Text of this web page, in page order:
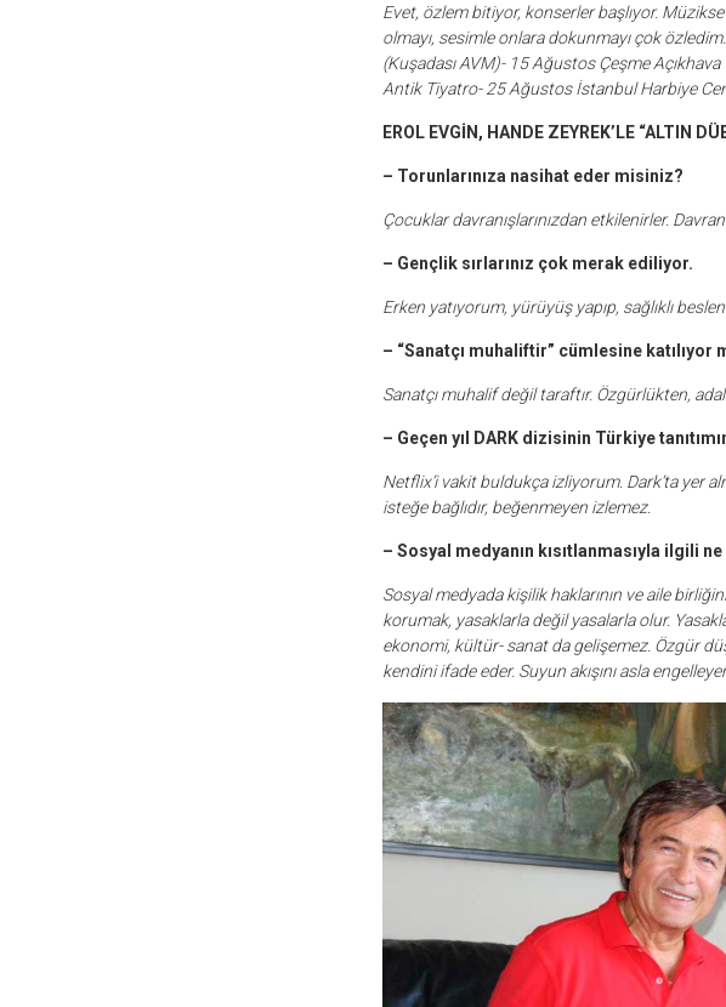
Evet, özlem bitiyor, konserler başlıyor.
olmayı, sesimle onlara dokunmayı çok
(Kuşadası AVM)- 15 Ağustos Çeşme
Antik Tiyatro- 25 Ağustos İstanbul Harbiye
EROL EVGİN, HANDE ZEYREK’LE “ALTIN
– Torunlarınıza nasihat eder misiniz?
Çocuklar davranışlarınızdan etkilenirler.
– Gençlik sırlarınız çok merak ediliyor.
Erken yatıyorum, yürüyüş yapıp, sağlıklı
– “Sanatçı muhaliftir” cümlesine katılıyor
Sanatçı muhalif değil taraftır. Özgürlükten,
– Geçen yıl DARK dizisinin Türkiye
Netflix’i vakit buldukça izliyorum. Dark’ta yer
isteğe bağlıdır, beğenmeyen izlemez.
– Sosyal medyanın kısıtlanmasıyla ilgili
Sosyal medyada kişilik haklarının ve aile
korumak, yasaklarla değil yasalarla olur.
ekonomi, kültür- sanat da gelişemez. Özgür
kendini ifade eder. Suyun akışını asla